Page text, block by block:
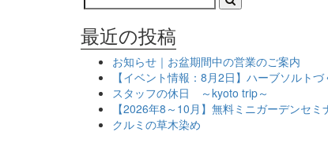
最近の投稿
お知らせ｜お盆期間中の営業のご案内
【イベント情報：8月2日】ハーブソルト
スタッフの休日 ～kyoto trip～
【2026年8～10月】無料ミニガーデンセ
クルミの草木染め